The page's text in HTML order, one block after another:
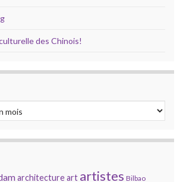
des Chinois!
architectureart artistes Bilbao